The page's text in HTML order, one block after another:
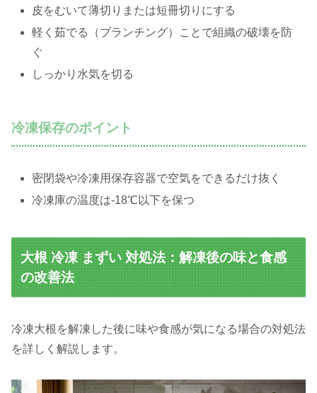
皮をむいて薄切りまたは短冊切りにする
軽く茹でる（ブランチング）ことで組織の破壊を防
ぐ
しっかり水気を切る
冷凍保存のポイント
密閉袋や冷凍用保存容器で空気をできるだけ抜く
冷凍庫の温度は-18℃以下を保つ
大根 冷凍 まずい 対処法：解凍後の味と食感
の改善法
冷凍大根を解凍した後に味や食感が気になる場合の対処法
を詳しく解説します。